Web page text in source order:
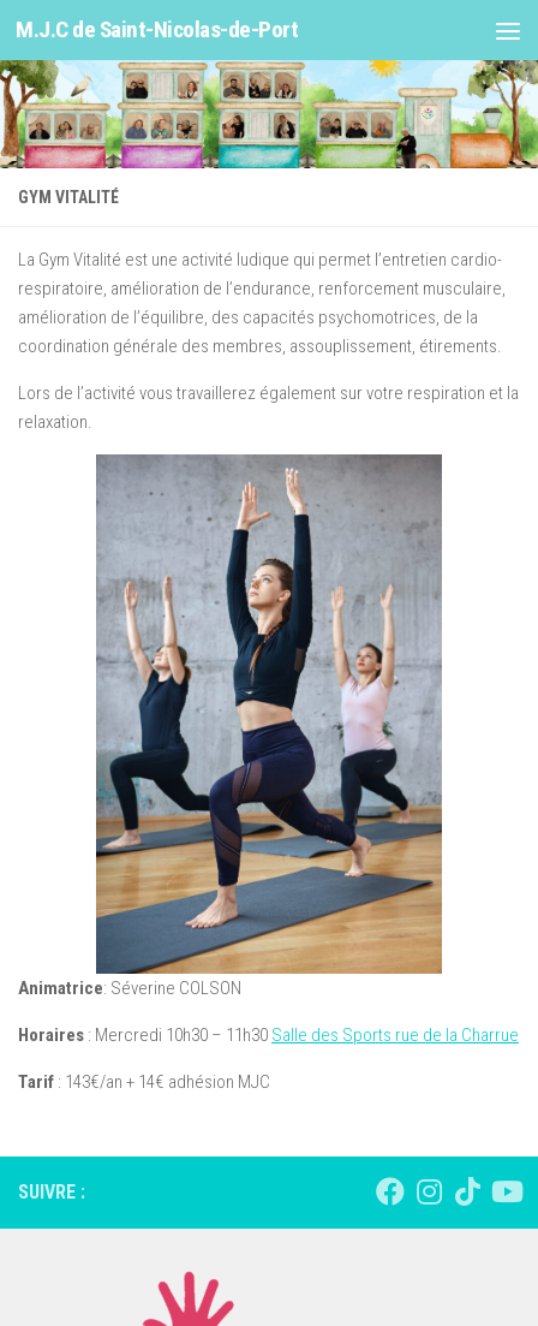
Skip to content
M.J.C de Saint-Nicolas-de-Port
GYM VITALITÉ
La Gym Vitalité est une activité ludique qui permet l’entretien cardio-
respiratoire, amélioration de l’endurance, renforcement musculaire,
amélioration de l’équilibre, des capacités psychomotrices, de la
coordination générale des membres, assouplissement, étirements.
Lors de l’activité vous travaillerez également sur votre respiration et la
relaxation.
Animatrice: Séverine COLSON
Horaires : Mercredi 10h30 – 11h30 Salle des Sports rue de la Charrue
Tarif : 143€/an + 14€ adhésion MJC
SUIVRE :